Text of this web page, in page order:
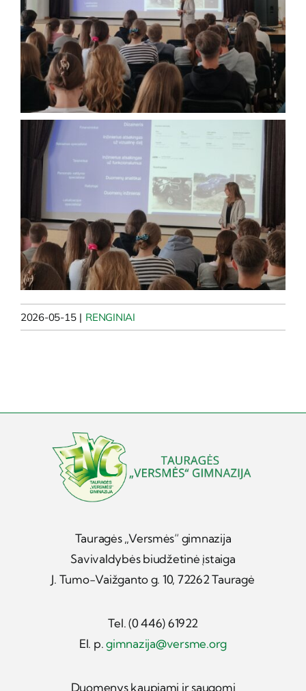
2026-05-15 | RENGINIAI
Tauragės „Versmės“ gimnazija
Savivaldybės biudžetinė įstaiga
J. Tumo-Vaižganto g. 10, 72262 Tauragė
Tel. (0 446) 61922
El. p.gimnazija@versme.org
Duomenys kaupiami ir saugomi